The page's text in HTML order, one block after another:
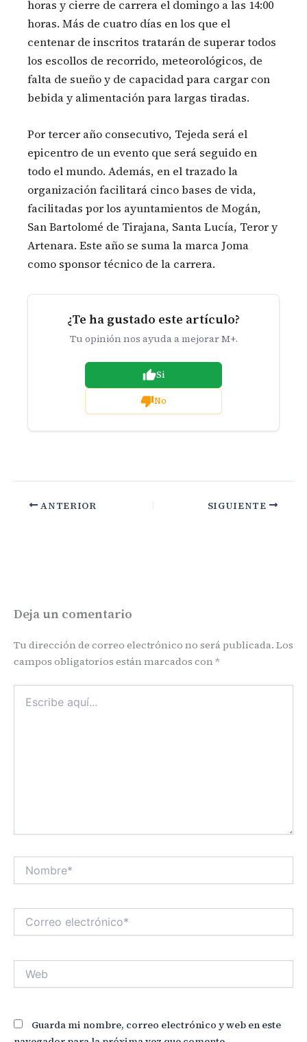
horas y cierre de carrera el domingo a las 14:00
horas. Más de cuatro días en los que el
centenar de inscritos tratarán de superar todos
los escollos de recorrido, meteorológicos, de
falta de sueño y de capacidad para cargar con
bebida y alimentación para largas tiradas.
Por tercer año consecutivo, Tejeda será el
epicentro de un evento que será seguido en
todo el mundo. Además, en el trazado la
organización facilitará cinco bases de vida,
facilitadas por los ayuntamientos de Mogán,
San Bartolomé de Tirajana, Santa Lucía, Teror y
Artenara. Este año se suma la marca Joma
como sponsor técnico de la carrera.
¿Te ha gustado este artículo?
Tu opinión nos ayuda a mejorar M+.
Si
No
ANTERIOR SIGUIENTE
Deja un comentario
Tu dirección de correo electrónico no será publicada. Los
campos obligatorios están marcados con *
aquí...
Correo
electrónico*
Guarda mi nombre, correo electrónico y web en este